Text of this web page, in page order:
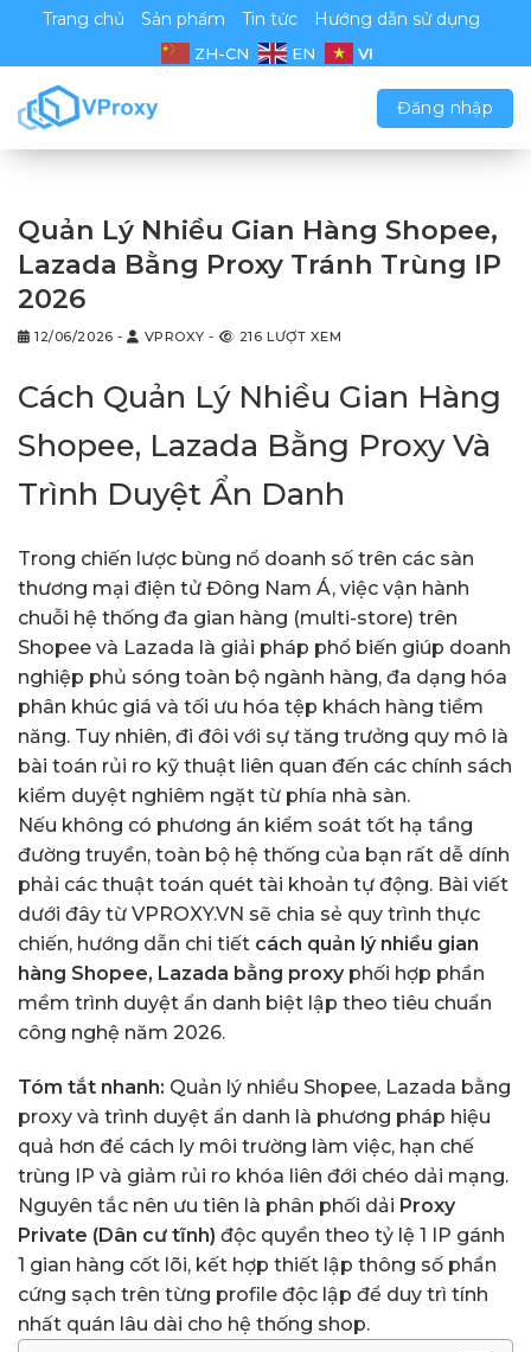
Chuyển
nội
dung
Trang chủ Sản phẩm Tin tức Hướng dẫn sử dụng
ZH-CN EN VI
Đăng nhập
Quản Lý Nhiều Gian Hàng Shopee,
Lazada Bằng Proxy Tránh Trùng IP
2026
12/06/2026 - VPROXY - 216 LƯỢT XEM
Cách Quản Lý Nhiều Gian Hàng
Shopee, Lazada Bằng Proxy Và
Trình Duyệt Ẩn Danh
Trong chiến lược bùng nổ doanh số trên các sàn
thương mại điện tử Đông Nam Á, việc vận hành
chuỗi hệ thống đa gian hàng (multi-store) trên
Shopee và Lazada là giải pháp phổ biến giúp doanh
nghiệp phủ sóng toàn bộ ngành hàng, đa dạng hóa
phân khúc giá và tối ưu hóa tệp khách hàng tiềm
năng. Tuy nhiên, đi đôi với sự tăng trưởng quy mô là
bài toán rủi ro kỹ thuật liên quan đến các chính sách
kiểm duyệt nghiêm ngặt từ phía nhà sàn.
Nếu không có phương án kiểm soát tốt hạ tầng
đường truyền, toàn bộ hệ thống của bạn rất dễ dính
phải các thuật toán quét tài khoản tự động. Bài viết
dưới đây từ VPROXY.VN sẽ chia sẻ quy trình thực
chiến, hướng dẫn chi tiết cách quản lý nhiều gian
hàng Shopee, Lazada bằng proxyphối hợp phần
mềm trình duyệt ẩn danh biệt lập theo tiêu chuẩn
công nghệ năm 2026.
Tóm tắt nhanh: Quản lý nhiều Shopee, Lazada bằng
proxy và trình duyệt ẩn danh là phương pháp hiệu
quả hơn để cách ly môi trường làm việc, hạn chế
trùng IP và giảm rủi ro khóa liên đới chéo dải mạng.
Nguyên tắc nên ưu tiên là phân phối dải Proxy
Private (Dân cư tĩnh) độc quyền theo tỷ lệ 1 IP gánh
1 gian hàng cốt lõi, kết hợp thiết lập thông số phần
cứng sạch trên từng profile độc lập để duy trì tính
nhất quán lâu dài cho hệ thống shop.